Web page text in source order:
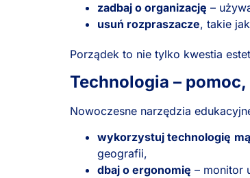
zadbaj o organizację –
usuń rozpraszacze, takie
Porządek to nie tylko kwestia
Technologia –
Nowoczesne narzędzia
wykorzystuj technologię
geografii,
dbaj o ergonomię – monitor